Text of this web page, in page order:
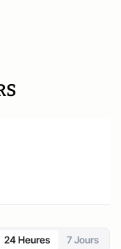
24 Heures 7 Jours